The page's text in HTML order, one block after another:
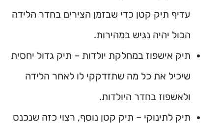
עדיף תיק קטן כדי שבזמן הצירים בחדר הלידה
הכול יהיה נגיש במהירות.
תיק אישפוז במחלקת יולדות – תיק גדול יחסית
שיכיל את כל מה שתזדקקי לו לאחר הלידה
ולאשפוז בחדר היולדות.
תיק לתינוקי – תיק קטן נוסף, רצוי כזה שנכנס